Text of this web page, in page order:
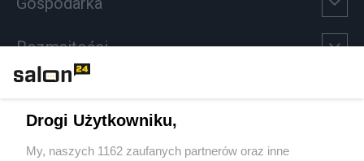
Rozmaitości
Sport
Drogi Użytkowniku,
My, naszych 1162 zaufanych partnerów oraz inne